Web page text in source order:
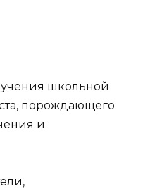
школьной
порождающего
и